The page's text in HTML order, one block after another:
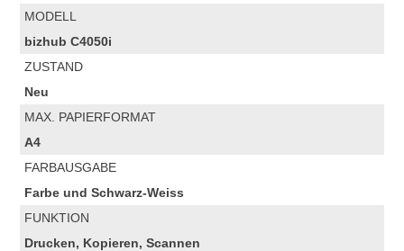
MODELL
bizhub C4050i
ZUSTAND
Neu
MAX. PAPIERFORMAT
A4
FARBAUSGABE
Farbe und Schwarz-Weiss
FUNKTION
Drucken, Kopieren, Scannen